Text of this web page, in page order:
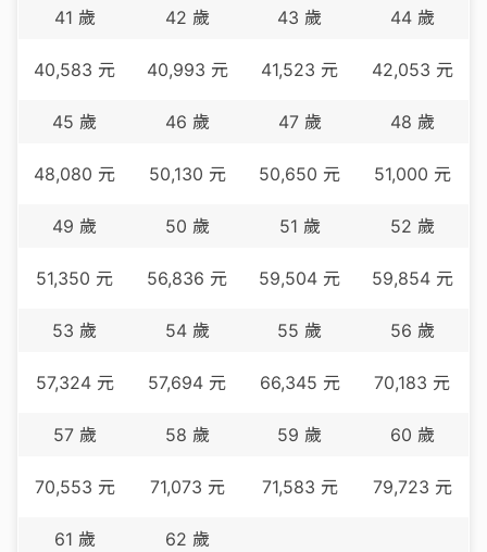
41 歲
40,583 元
42 歲
40,993 元
43 歲
41,523 元
44歲
42,053 元
45 歲
48,080 元
46 歲
50,130 元
47歲
50,650 元
48 歲
51,000 元
49 歲
51,350 元
50 歲
56,836 元
51 歲
59,504 元
52 歲
59,854元
53 歲
57,324元
54歲
57,694 元
55 歲
66,345 元
56 歲
70,183 元
57歲
70,553 元
58 歲
71,073 元
59 歲
71,583 元
60 歲
79,723 元
61 歲 62 歲